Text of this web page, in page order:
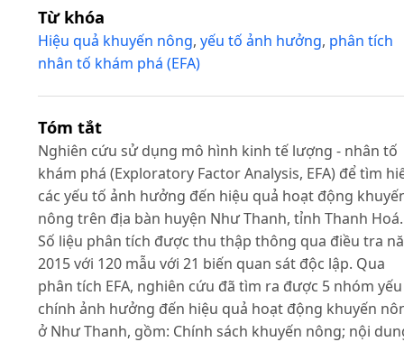
Từ khóa
Hiệu quả khuyến nông, yếu tố ảnh hưởng, phân tích
nhân tố khám phá (EFA)
Tóm tắt
Nghiên cứu sử dụng mô hình kinh tế lượng - nhân tố
khám phá (Exploratory Factor Analysis, EFA) để tìm
các yếu tố ảnh hưởng đến hiệu quả hoạt động
nông trên địa bàn huyện Như Thanh, tỉnh Thanh Hoá.
Số liệu phân tích được thu thập thông qua điều tra
2015 với 120 mẫu với 21 biến quan sát độc lập. Qua
phân tích EFA, nghiên cứu đã tìm ra được 5 nhóm
chính ảnh hưởng đến hiệu quả hoạt động khuyến
ở Như Thanh, gồm: Chính sách khuyến nông; nội